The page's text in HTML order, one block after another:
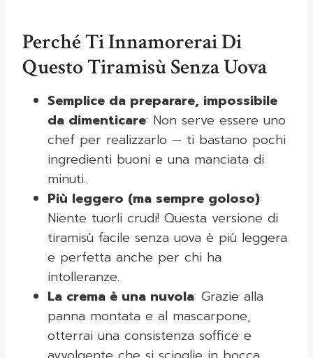
Perché Ti Innamorerai Di
Questo Tiramisù Senza Uova
Semplice da preparare, impossibile
da dimenticare: Non serve essere uno
chef per realizzarlo — ti bastano pochi
ingredienti buoni e una manciata di
minuti.
Più leggero (ma sempre goloso):
Niente tuorli crudi! Questa versione di
tiramisù facile senza uova è più leggera
e perfetta anche per chi ha
intolleranze.
La crema è una nuvola: Grazie alla
panna montata e al mascarpone,
otterrai una consistenza soffice e